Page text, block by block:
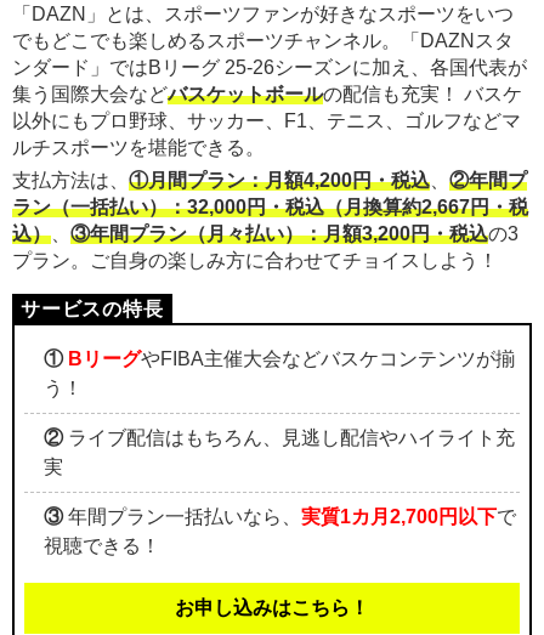
「DAZN」とは、スポーツファンが好きなスポーツをいつ
でもどこでも楽しめるスポーツチャンネル。「DAZNスタ
ンダード」ではBリーグ 25-26シーズンに加え、各国代表が
集う国際大会などバスケットボールの配信も充実！ バスケ
以外にもプロ野球、サッカー、F1、テニス、ゴルフなどマ
ルチスポーツを堪能できる。
支払方法は、 ①月間プラン：月額4,200円・税込、 ②年間プ
ラン（一括払い）：32,000円・税込（月換算約2,667円・税
込）、 ③年間プラン（月々払い）：月額3,200円・税込の3
プラン。ご自身の楽しみ方に合わせてチョイスしよう！
① BリーグやFIBA主催大会などバスケコンテンツが揃
う！
②ライブ配信はもちろん、見逃し配信やハイライト充
実
③年間プラン一括払いなら、 実質1カ月2,700円以下で
視聴できる！
お申し込みはこちら！